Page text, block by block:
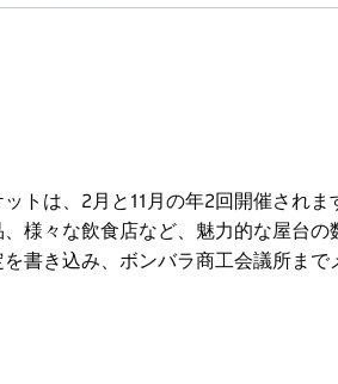
トは、2月と11月の年2回開催され
様々な飲食店など、魅力的な屋台
書き込み、ボンバラ商工会議所まで
地元産の農産物や工芸品、様々な飲